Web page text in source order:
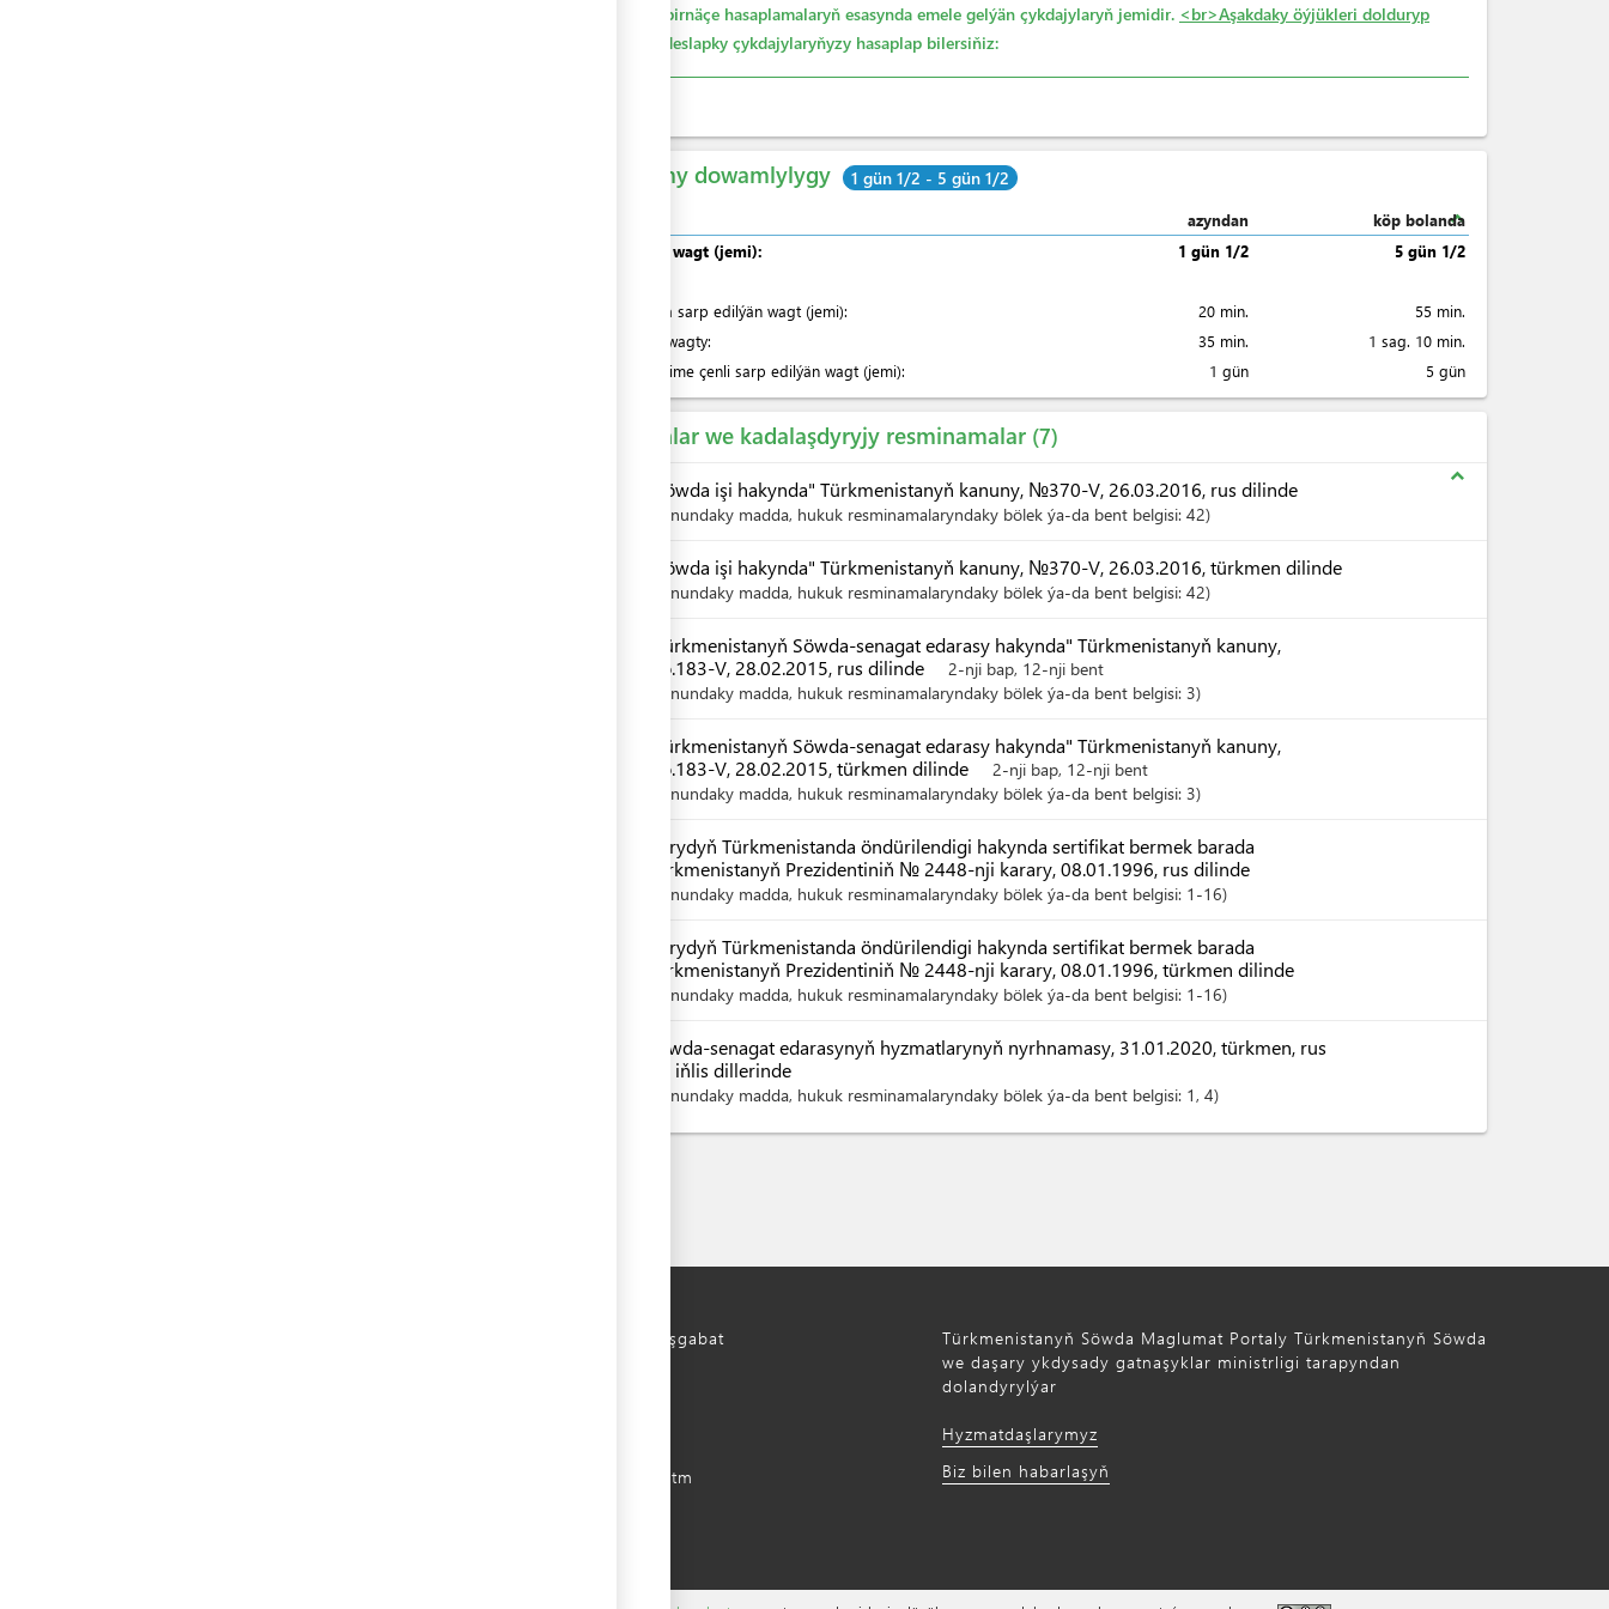
Bu birnäçe hasaplamalaryň esasynda emele gelýän çykdajylaryň jemidir. <br>Aşakdaky öýjükleri dolduryp
öz deslapky çykdajylaryňyzy hasaplap bilersiňiz:
Umumy dowamlylygy 1 gün 1/2 - 5 gün 1/2
expand_less
azyndan
köp bolanda
Umumy wagt (jemi):
1 gün 1/2
5 gün 1/2
Nobatda sarp edilýän wagt (jemi):
20 min.
55 min.
Hyzmat wagty:
35 min.
1 sag. 10 min.
Indiki ädime çenli sarp edilýän wagt (jemi):
1 gün 5 gün
Kanunlar we kadalaşdyryjy resminamalar 7
expand_less
"Söwda işi hakynda" Türkmenistanyň kanuny, №370-V, 26.03.2016, rus dilinde
Kanundaky madda, hukuk resminamalaryndaky bölek ýa-da bent belgisi: 42
"Söwda işi hakynda" Türkmenistanyň kanuny, №370-V, 26.03.2016, türkmen dilinde
Kanundaky madda, hukuk resminamalaryndaky bölek ýa-da bent belgisi: 42
"Türkmenistanyň Söwda-senagat edarasy hakynda" Türkmenistanyň kanuny,
No.183-V, 28.02.2015, rus dilinde
2-nji bap, 12-nji bent
Kanundaky madda, hukuk resminamalaryndaky bölek ýa-da bent belgisi: 3
"Türkmenistanyň Söwda-senagat edarasy hakynda" Türkmenistanyň kanuny,
No.183-V, 28.02.2015, türkmen dilinde
2-nji bap, 12-nji bent
Kanundaky madda, hukuk resminamalaryndaky bölek ýa-da bent belgisi: 3
Harydyň Türkmenistanda öndürilendigi hakynda sertifikat bermek barada
Türkmenistanyň Prezidentiniň № 2448-nji karary, 08.01.1996, rus dilinde
Kanundaky madda, hukuk resminamalaryndaky bölek ýa-da bent belgisi: 1-16
Harydyň Türkmenistanda öndürilendigi hakynda sertifikat bermek barada
Türkmenistanyň Prezidentiniň № 2448-nji karary, 08.01.1996, türkmen dilinde
Kanundaky madda, hukuk resminamalaryndaky bölek ýa-da bent belgisi: 1-16
Söwda-senagat edarasynyň hyzmatlarynyň nyrhnamasy, 31.01.2020, türkmen, rus
we iňlis dillerinde
Kanundaky madda, hukuk resminamalaryndaky bölek ýa-da bent belgisi: 1 , 4
744000, Türkmenistan, Aşgabat
www.mintradefer.gov.tm
Türkmenistanyň Söwda Maglumat Portaly Türkmenistanyň Söwda
we daşary ykdysady gatnaşyklar ministrligi tarapyndan
dolandyrylýar
Hyzmatdaşlarymyz
Biz bilen habarlaşyň